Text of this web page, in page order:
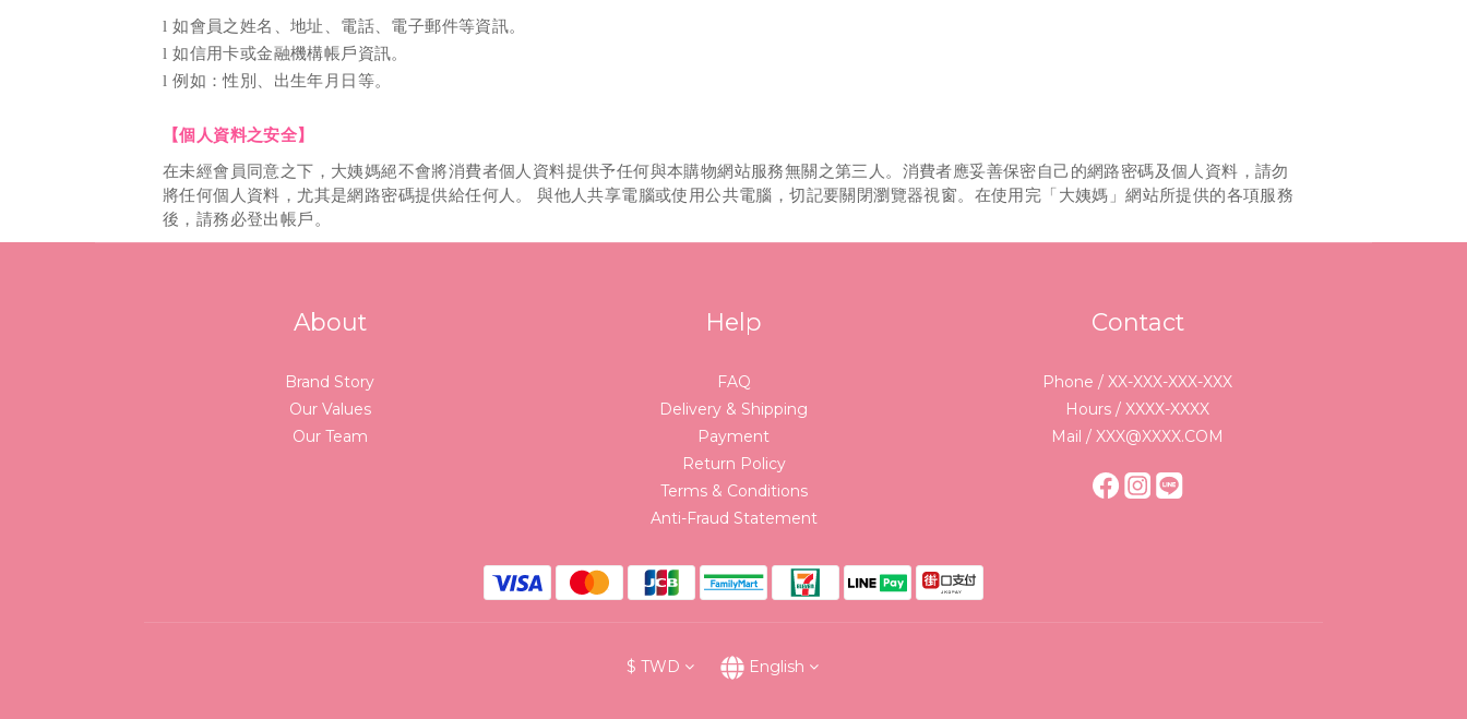
l 如會員之姓名、地址、電話、電子郵件等資訊。
l 如信用卡或金融機構帳戶資訊。
l 例如：性別、出生年月日等。
【個人資料之安全】
在未經會員同意之下， 大姨媽絕不會將消費者個人資料提供予任何與本購物網站服務無關之第三人。消費者應妥善保密自己的網路密碼及個人資料，請勿
將任何個人資料，尤其是網路密碼提供給任何人。
與他人共享電腦或使用公共電腦，切記要關閉瀏覽器視窗。在使用完「大姨媽 」網站所提供的各項服務
後，請務必登出帳戶。
About
Brand Story
Our Values
Our Team
Help
FAQ
Delivery & Shipping
Payment
Return Policy
Terms & Conditions
Anti-Fraud Statement
Contact
Phone / XX-XXX-XXX-XXX
Hours / XXXX-XXXX
Mail / XXX@XXXX.COM
$ TWD English